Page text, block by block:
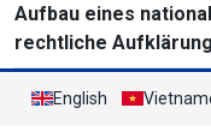
Aufbau eines
rechtliche Aufklärung
English